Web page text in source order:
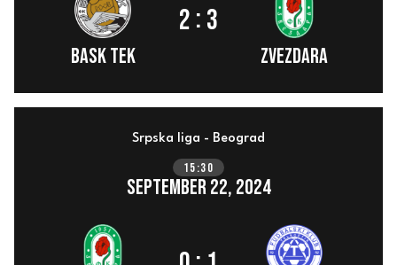
BASK TEK
2 : 3
ZVEZDARA
Srpska liga - Beograd
September 22, 2024
15:30